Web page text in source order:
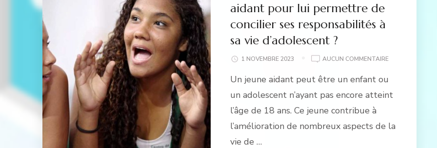
aidant pour lui permettre de
concilier ses responsabilités à
sa vie d’adolescent ?
1 NOVEMBRE 2023 AUCUN COMMENTAIRECOMMENT
AIDANT
PERMETTRE
Un jeune aidant peut être un enfant ou
un adolescent n’ayant pas encore atteint
l’âge de 18 ans. Ce jeune contribue à
l’amélioration de nombreux aspects de la
vie de …